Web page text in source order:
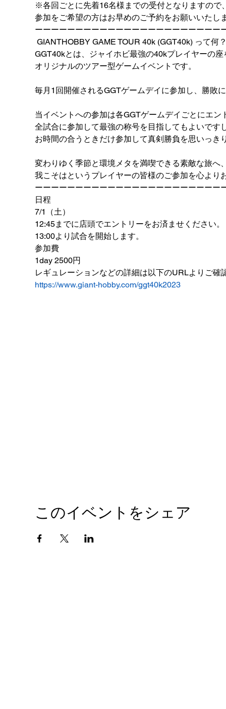
※各回ごとに先着16名様までの受付となりますので
参加をご希望の方はお早めのご予約をお願いいたし
ーーーーーーーーーーーーーーーーーーーーーー
GIANTHOBBY GAME TOUR 40k (GGT40k) って何
GGT40kとは、ジャイホビ最強の40kプレイヤーの
オリジナルのツアー型ゲームイベントです。
毎月1回開催されるGGTゲームデイに参加し、勝敗
当イベントへの参加は各GGTゲームデイごとにエ
全試合に参加して最強の称号を目指してもよいです
お時間の合うときだけ参加して真剣勝負を思いっき
変わりゆく季節と環境メタを満喫できる素敵な旅へ
我こそはというプレイヤーの皆様のご参加を心より
ーーーーーーーーーーーーーーーーーーーーーー
日程
7/1（土）
12:45までに店頭でエントリーをお済ませください。
13:00より試合を開始します。
参加費
1day 2500円
レギュレーションなどの詳細は以下のURLよりご確
https://www.giant-hobby.com/ggt40k2023
このイベントをシェア